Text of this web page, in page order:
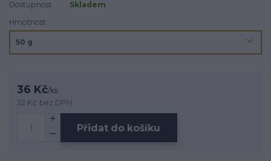
Dostupnost
Skladem
Hmotnost
36 Kč/ks
32 Kč bez DPH
Přidat do košíku